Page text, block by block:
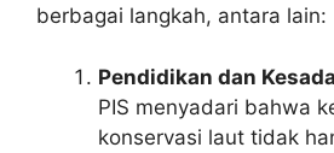
berbagai langkah, antara lain:
Pendidikan dan
PIS menyadari bahwa
konservasi laut tidak